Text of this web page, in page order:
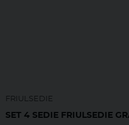
FRIULSEDIE
SET 4 SEDIE FRIULSEDIE